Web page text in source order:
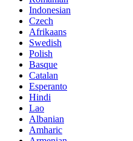
Indonesian
Czech
Afrikaans
Swedish
Polish
Basque
Catalan
Esperanto
Hindi
Lao
Albanian
Amharic